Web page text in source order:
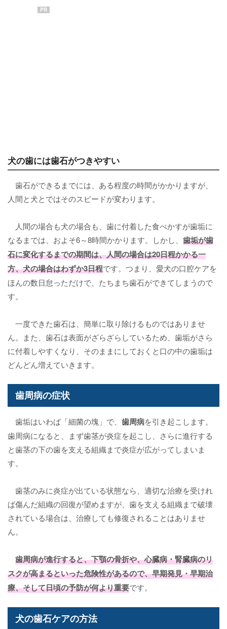
PR
犬の歯には歯石がつきやすい
歯石ができるまでには、ある程度の時間がかかりますが、
人間と犬とではそのスピードが変わります。
人間の場合も犬の場合も、歯に付着した食べかすが歯垢に
なるまでは、およそ6～8時間かかります。しかし、 歯垢が歯
石に変化するまでの期間は、人間の場合は20日程かかる一
方、犬の場合はわずか3日程です。つまり、愛犬の口腔ケアを
ほんの数日怠っただけで、たちまち歯石ができてしまうので
す。
一度できた歯石は、簡単に取り除けるものではありませ
ん。また、歯石は表面がざらざらしているため、歯垢がさら
に付着しやすくなり、そのままにしておくと口の中の歯垢は
どんどん増えていきます。
歯周病の症状
歯垢はいわば「細菌の塊」で、 歯周病を引き起こします。
歯周病になると、まず歯茎が炎症を起こし、さらに進行する
と歯茎の下の歯を支える組織まで炎症が広がってしまいま
す。
歯茎のみに炎症が出ている状態なら、適切な治療を受けれ
ば傷んだ組織の回復が望めますが、歯を支える組織まで破壊
されている場合は、治療しても修復されることはありませ
ん。
歯周病が進行すると、下顎の骨折や、心臓病・腎臓病のリ
スクが高まるといった危険性があるので、早期発見・早期治
療、そして日頃の予防が何より重要です。
犬の歯石ケアの方法